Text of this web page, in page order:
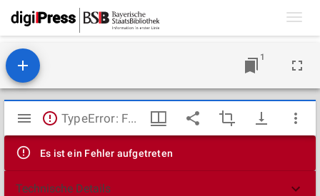
1
Mirador
Viewer
TypeError: Failed to fetch
Es ist ein Fehler aufgetreten
Technische Details